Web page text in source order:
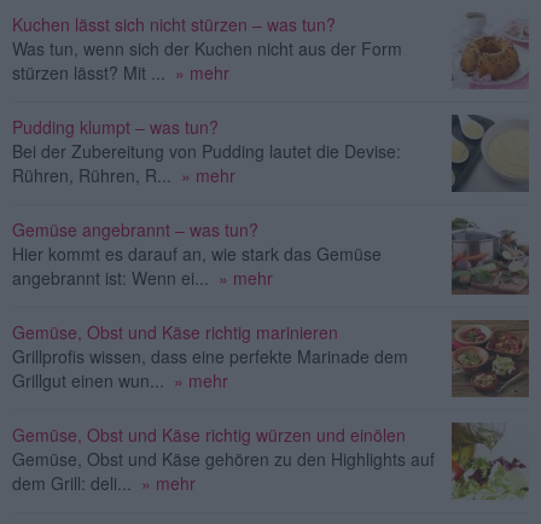
Kuchen lässt sich nicht stürzen – was tun?
Was tun, wenn sich der Kuchen nicht aus der Form
stürzen lässt? Mit ... » mehr
Pudding klumpt – was tun?
Bei der Zubereitung von Pudding lautet die Devise:
Rühren, Rühren, R... » mehr
Gemüse angebrannt – was tun?
Hier kommt es darauf an, wie stark das Gemüse
angebrannt ist: Wenn ei... » mehr
Gemüse, Obst und Käse richtig marinieren
Grillprofis wissen, dass eine perfekte Marinade dem
Grillgut einen wun... » mehr
Gemüse, Obst und Käse richtig würzen und einölen
Gemüse, Obst und Käse gehören zu den Highlights auf
dem Grill: deli... » mehr